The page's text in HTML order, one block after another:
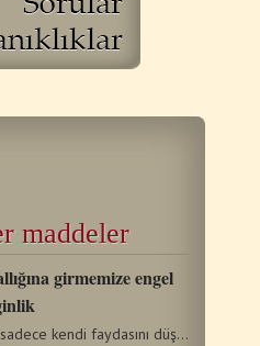
maddeler
girmemize engel
İsa Mesih, sadece kendi faydasını düşünerek zenginliğini…